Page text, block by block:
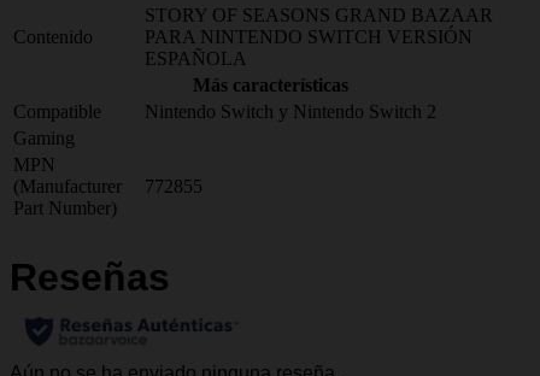
Contenido
STORY OF SEASONS GRAND BAZAAR
PARA NINTENDO SWITCH VERSIÓN
ESPAÑOLA
Más características
Compatible
Nintendo Switch y Nintendo Switch 2
Gaming
MPN
(Manufacturer
Part Number)
772855